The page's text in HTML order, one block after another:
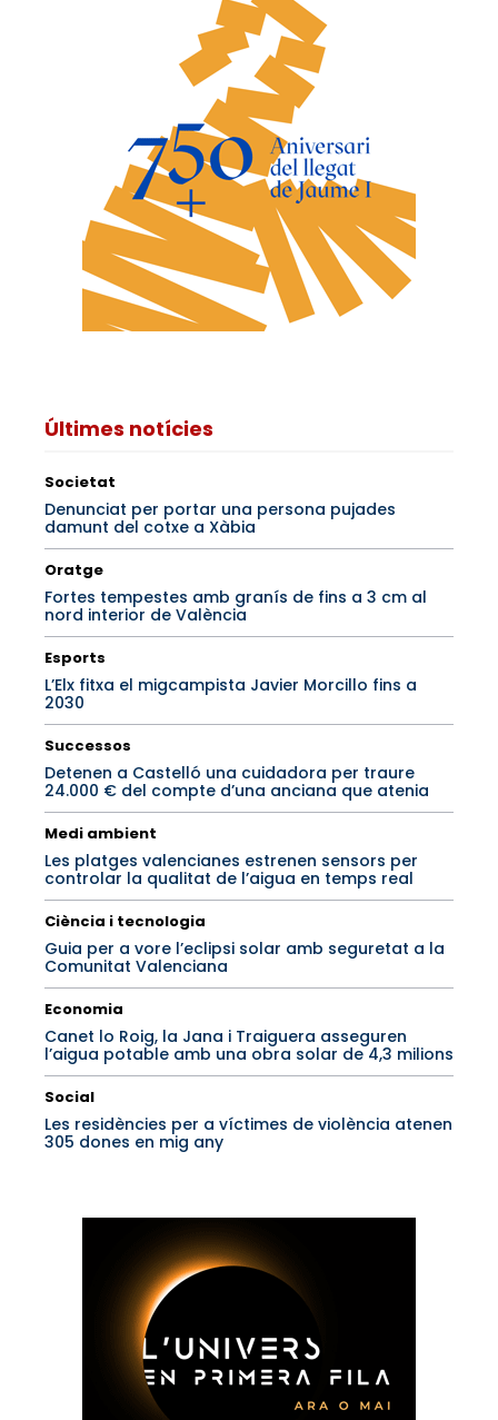
Últimes notícies
Societat
Denunciat per portar una persona pujades
damunt del cotxe a Xàbia
Oratge
Fortes tempestes amb granís de fins a 3 cm al
nord interior de València
Esports
L’Elx fitxa el migcampista Javier Morcillo fins a
2030
Successos
Detenen a Castelló una cuidadora per traure
24.000 € del compte d’una anciana que atenia
Medi ambient
Les platges valencianes estrenen sensors per
controlar la qualitat de l’aigua en temps real
Ciència i tecnologia
Guia per a vore l’eclipsi solar amb seguretat a la
Comunitat Valenciana
Economia
Canet lo Roig, la Jana i Traiguera asseguren
l’aigua potable amb una obra solar de 4,3 milions
Social
Les residències per a víctimes de violència atenen
305 dones en mig any